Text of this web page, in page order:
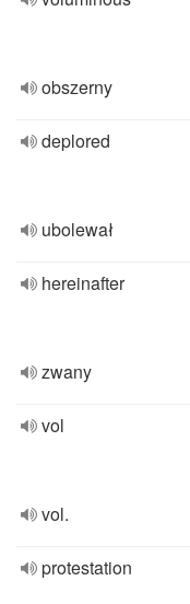
obszerny
deplored
ubolewał
hereinafter
zwany
vol
vol.
protestation